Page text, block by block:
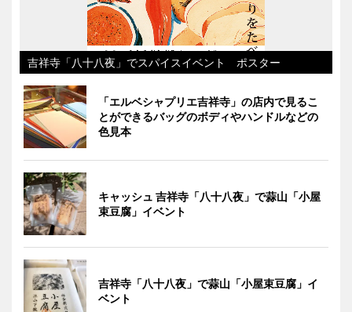
吉祥寺「八十八夜」でスパイスイベント ポスター
「エルベシャプリエ吉祥寺」の店内で見るこ
とができるバッグのボディやハンドルなどの
色見本
キャッシュ 吉祥寺「八十八夜」で蒜山「小屋
束豆腐」イベント
吉祥寺「八十八夜」で蒜山「小屋束豆腐」イ
ベント